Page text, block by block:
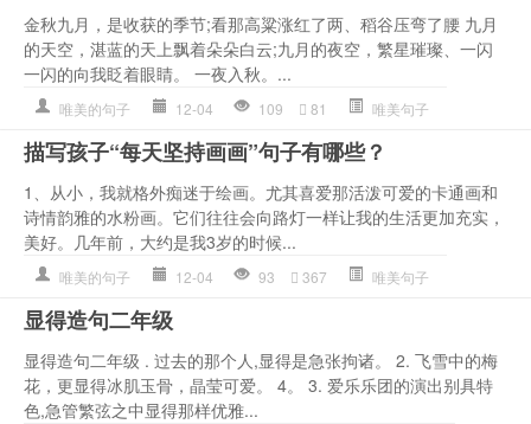
金秋九月，是收获的季节;看那高粱涨红了两、稻谷压弯了腰 九月
的天空，湛蓝的天上飘着朵朵白云;九月的夜空，繁星璀璨、一闪
一闪的向我眨着眼睛。 一夜入秋。...
唯美的句子 12-04 109 81 唯美句子
描写孩子“每天坚持画画”句子有哪些？
1、从小，我就格外痴迷于绘画。尤其喜爱那活泼可爱的卡通画和
诗情韵雅的水粉画。它们往往会向路灯一样让我的生活更加充实，
美好。几年前，大约是我3岁的时候...
唯美的句子 12-04 93 367 唯美句子
显得造句二年级
显得造句二年级 . 过去的那个人,显得是急张拘诸。 2. 飞雪中的梅
花，更显得冰肌玉骨，晶莹可爱。 4。 3. 爱乐乐团的演出别具特
色,急管繁弦之中显得那样优雅...